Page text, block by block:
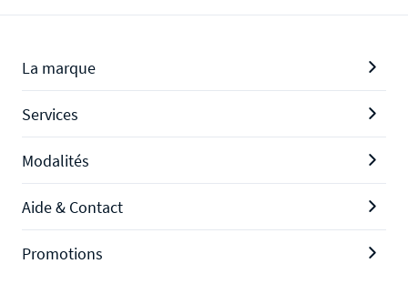
La marque
Services
Modalités
Aide & Contact
Promotions